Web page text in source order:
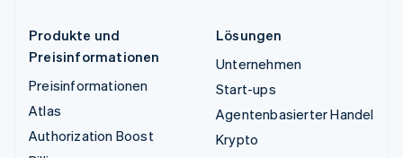
Produkte und
Preisinformationen
Preisinformationen
Atlas
Authorization Boost
Lösungen
Unternehmen
Start-ups
Agentenbasierter Handel
Krypto